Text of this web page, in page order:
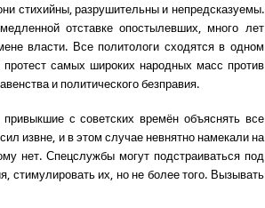
стихийны, разрушительны и непредсказуемы.
отставке опостылевших, много лет
власти. Все политологи сходятся в одном
самых широких народных масс против
и политического безправия.
с советских времён объяснять все
извне, и в этом случае невнятно намекали на
нет. Спецслужбы могут подстраиваться под
стимулировать их, но не более того. Вызывать